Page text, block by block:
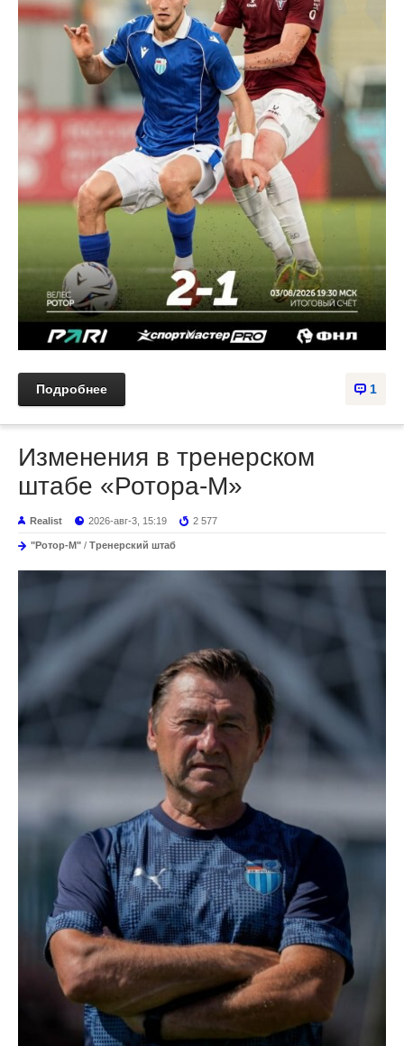
1
Подробнее
Изменения в тренерском
штабе «Ротора-М»
Realist 2026-авг-3, 15:19 2 577
"Ротор-М" / Тренерский штаб